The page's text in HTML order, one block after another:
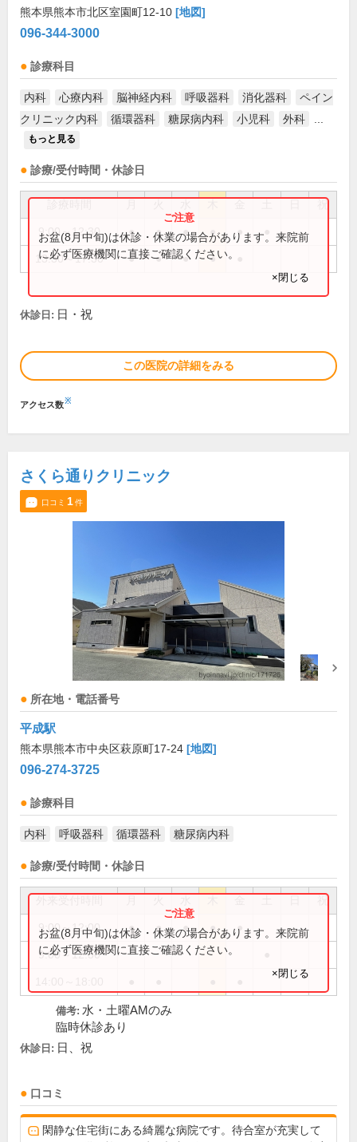
熊本県熊本市北区室園町12-10 [地図]
096-344-3000
診療科目
内科 心療内科 脳神経内科 呼吸器科 消化器科
ペイン
クリニック内科
循環器科 糖尿病内科 小児科 外科
もっと見る
診療/受付時間・休診日
祝
9:00～12:30 ● ● ● ● ●
13:30～17:30 ● ● ● ●
お盆(8月中旬)は休診・休業の場合があります。来院前
に必ず医療機関に直接ご確認ください。
×閉じる
休診日: 日・祝
この医院の詳細をみる
アクセス数※
さくら通りクリニック
口コミ 1件
所在地・電話番号
平成駅
熊本県熊本市中央区萩原町17-24 [地図]
096-274-3725
診療科目
内科 呼吸器科 循環器科 糖尿病内科
診療/受付時間・休診日
祝
9:00～12:00 ● ● ● ● ●
9:00～12:30
お盆(8月中旬)は休診・休業の場合があります。来院前
に必ず医療機関に直接ご確認ください。
×閉じる
備考: 水・土曜AMのみ
臨時休診あり
休診日: 日、祝
口コミ
閑静な住宅街にある綺麗な病院です。待合室が充実して